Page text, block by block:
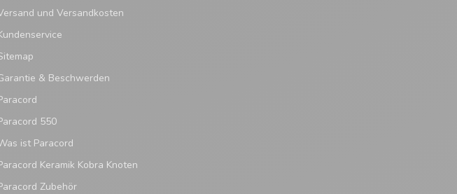
und Versandkosten
& Beschwerden
550
ist Paracord
Keramik Kobra Knoten
Zubehör